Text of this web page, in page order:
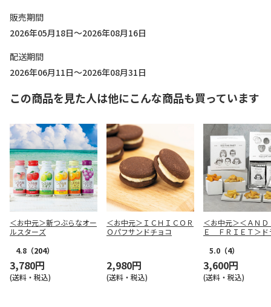
販売期間
2026年05月18日～2026年08月16日
配送期間
2026年06月11日～2026年08月31日
この商品を見た人は他にこんな商品も買っています
＜お中元＞新つぶらなオー
ルスターズ
4.8 （204）
3,780円
(送料・税込)
＜お中元＞ＩＣＨＩＣＯＲ
Ｏパフサンドチョコ
2,980円
(送料・税込)
＜お中元＞＜ＡＮ
Ｅ ＦＲＩＥＴ＞ド
5.0 （4）
3,600円
(送料・税込)